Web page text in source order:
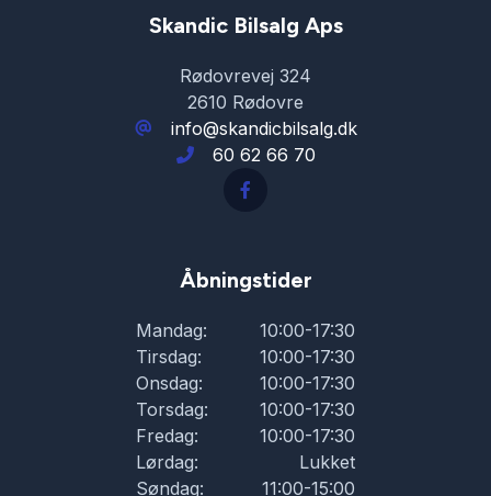
Sædevarme
Tågelygter
USB tilslutning
Skandic Bilsalg Aps
Rødovrevej 324
2610 Rødovre
info@skandicbilsalg.dk
60 62 66 70
Åbningstider
Mandag:
10:00-17:30
Tirsdag:
10:00-17:30
Onsdag:
10:00-17:30
Torsdag:
10:00-17:30
Fredag:
10:00-17:30
Lørdag:
Lukket
Søndag:
11:00-15:00